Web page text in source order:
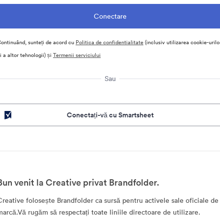
sunteți de acord cu Politica de confidentialitate(inclusiv utilizarea cookie-
a altor tehnologii) și Termenii serviciului
Sau
Conectați-vă cu Smartsheet
venit la Creative privat Brandfolder.
folosește Brandfolder ca sursă pentru activele sale oficiale de
rugăm să respectați toate liniile directoare de utilizare.